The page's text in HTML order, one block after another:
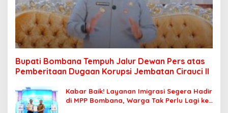
Bupati Bombana Tempuh Jalur Dewan Pers atas
Pemberitaan Dugaan Korupsi Jembatan Cirauci II
Kabar Baik! Layanan Imigrasi Segera Hadir
di MPP Bombana, Warga Tak Perlu Lagi ke